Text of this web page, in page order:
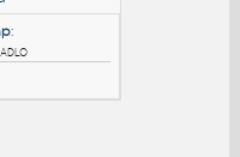
:
odstředivé čerpadlo